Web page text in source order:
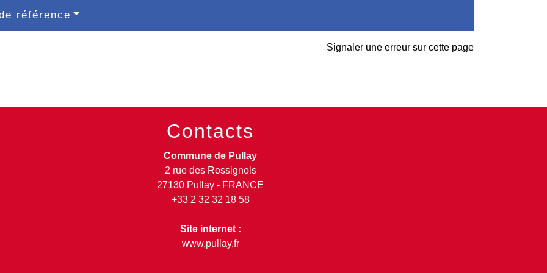
référence
Signaler une erreur sur cette page
Contacts
Commune de Pullay
2 rue des Rossignols
27130 Pullay - FRANCE
+33 2 32 32 18 58
Site internet :
www.pullay.fr